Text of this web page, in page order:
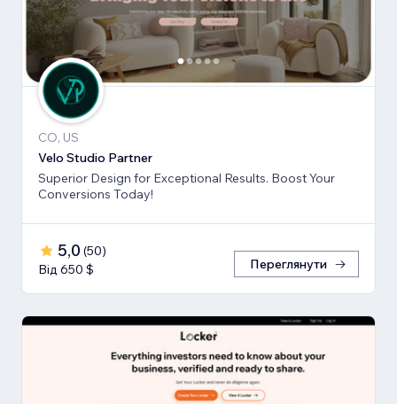
CO, US
Velo Studio Partner
Superior Design for Exceptional Results. Boost Your
Conversions Today!
5,0 (50)
Від 650 $
Переглянути